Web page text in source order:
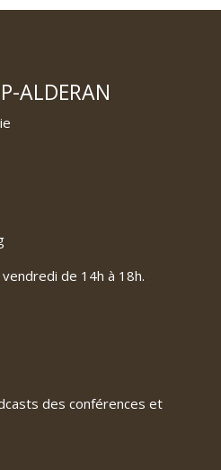
ALDERAN
de 14h à 18h.
des conférences et